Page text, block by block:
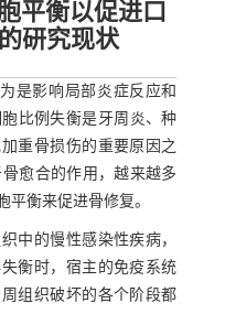
平衡以促进口
研究现状
是影响局部炎症反应和
比例失衡是牙周炎、种
重骨损伤的重要原因之
愈合的作用，越来越多
平衡来促进骨修复。
中的慢性感染性疾病，
衡时，宿主的免疫系统
组织破坏的各个阶段都